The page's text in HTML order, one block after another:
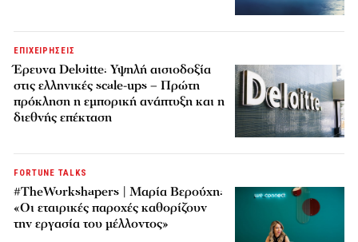
ΕΠΙΧΕΙΡΗΣΕΙΣ
Έρευνα Deloitte: Υψηλή αισιοδοξία
στις ελληνικές scale-ups – Πρώτη
πρόκληση η εμπορική ανάπτυξη και η
διεθνής επέκταση
FORTUNE TALKS
#TheWorkshapers | Μαρία Βερούχη:
«Οι εταιρικές παροχές καθορίζουν
την εργασία του μέλλοντος»